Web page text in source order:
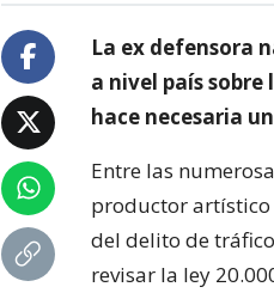
La ex defensora
a nivel país sobre
hace necesaria
Entre las
productor artístico
del delito de
revisar la ley